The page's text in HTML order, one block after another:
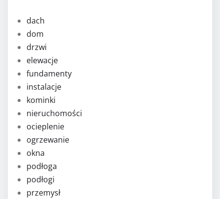
dach
dom
drzwi
elewacje
fundamenty
instalacje
kominki
nieruchomości
ocieplenie
ogrzewanie
okna
podłoga
podłogi
przemysł